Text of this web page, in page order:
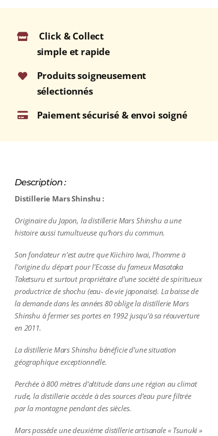
Click & Collect
simple et rapide
Produits soigneusement
sélectionnés
Paiement sécurisé & envoi soigné
Description :
Distillerie Mars Shinshu :
Originaire du Japon, la distillerie Mars Shinshu a une
histoire aussi tumultueuse qu’hors du commun.
Son fondateur n’est autre que Kiichiro Iwai, l’homme à
l’origine du départ pour l’Ecosse du fameux Masataka
Taketsuru et surtout propriétaire d’une société de spiritueux
productrice de shochu (eau- de-vie japonaise). La baisse de
la demande dans les années 80 oblige la distillerie Mars
Shinshu à fermer ses portes en 1992 jusqu’à sa réouverture
en 2011.
La distillerie Mars Shinshu bénéficie d’une situation
géographique exceptionnelle.
Perchée à 800 mètres d’altitude dans une région au climat
rude, la distillerie accède à des sources d’eau pure filtrée
par la montagne pendant des siècles.
Mars possède une deuxième distillerie artisanale « Tsunuki »